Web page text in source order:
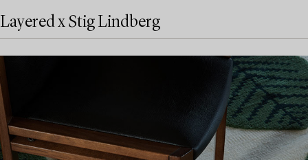
Layered x Stig Lindberg